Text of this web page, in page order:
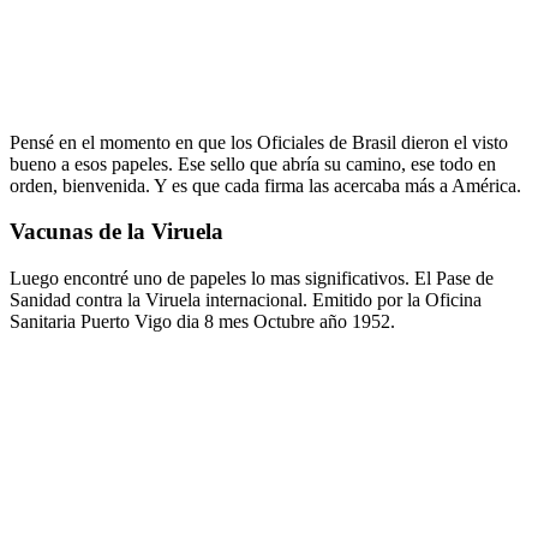
Pensé en el momento en que los Oficiales de Brasil dieron el visto
bueno a esos papeles. Ese sello que abría su camino, ese todo en
orden, bienvenida. Y es que cada firma las acercaba más a América.
Vacunas de la Viruela
Luego encontré uno de papeles lo mas significativos. El Pase de
Sanidad contra la Viruela internacional. Emitido por la Oficina
Sanitaria Puerto Vigo dia 8 mes Octubre año 1952.